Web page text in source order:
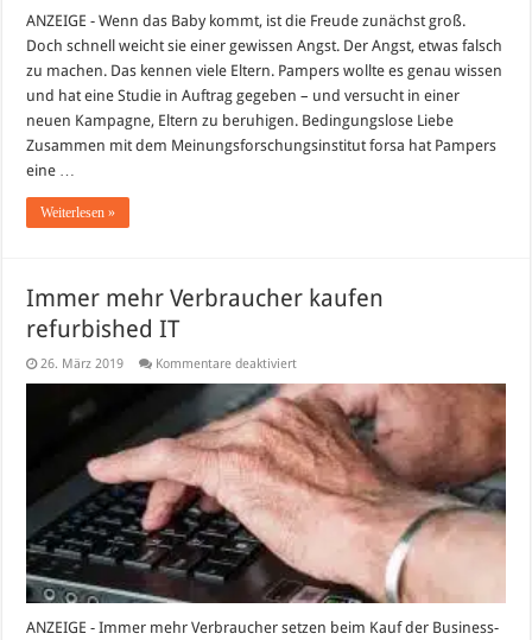
ANZEIGE - Wenn das Baby kommt, ist die Freude zunächst groß.
Doch schnell weicht sie einer gewissen Angst. Der Angst, etwas falsch
zu machen. Das kennen viele Eltern. Pampers wollte es genau wissen
und hat eine Studie in Auftrag gegeben – und versucht in einer
neuen Kampagne, Eltern zu beruhigen. Bedingungslose Liebe
Zusammen mit dem Meinungsforschungsinstitut forsa hat Pampers
eine …
Weiterlesen »
Immer mehr Verbraucher kaufen
refurbished IT
26. März 2019 Kommentare deaktiviertfür
mehr
Verbraucher
kaufen
refurbished
IT
ANZEIGE - Immer mehr Verbraucher setzen beim Kauf der Business-